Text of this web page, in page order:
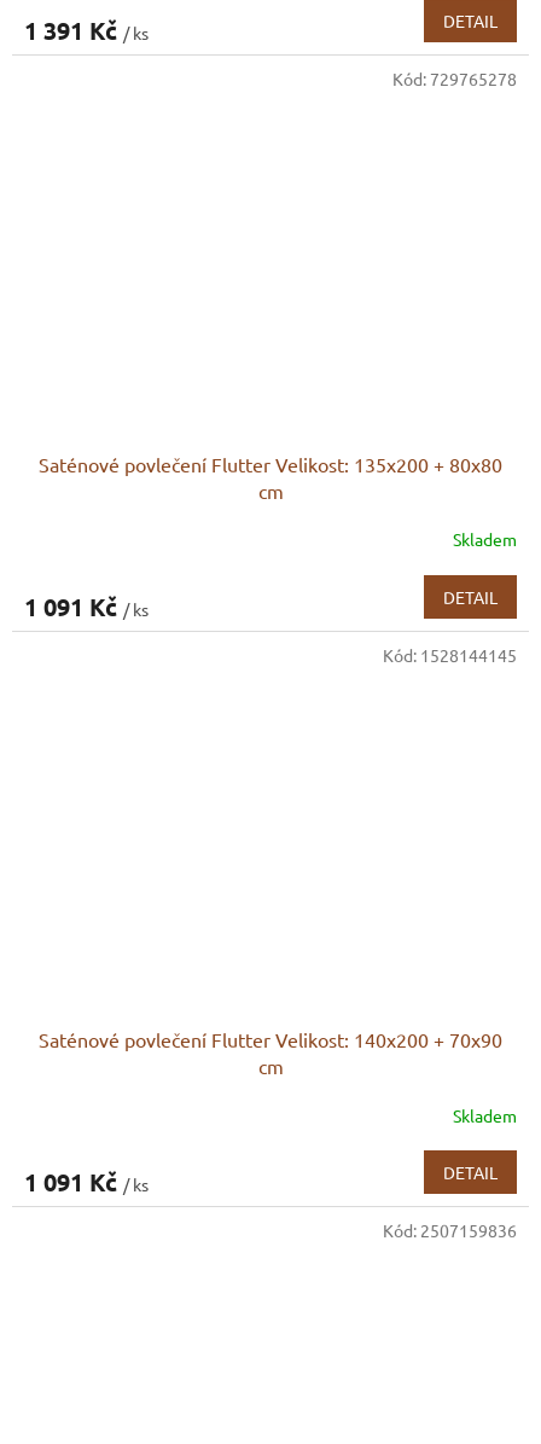
1 391 Kč / ks
DETAIL
Saténové povlečení Flutter Velikost: 135x200 + 80x80
cm
Skladem
1 091 Kč / ks
DETAIL
Kód: 729765278
Saténové povlečení Flutter Velikost: 140x200 + 70x90
cm
Skladem
1 091 Kč / ks
DETAIL
Kód: 1528144145
Kód: 2507159836